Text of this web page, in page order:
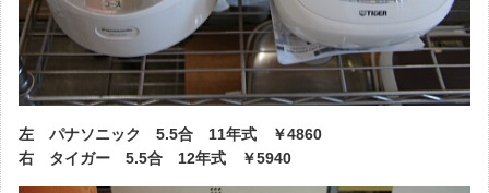
左 パナソニック 5.5合 11年式 ￥4860
右 タイガー 5.5合 12年式 ￥5940